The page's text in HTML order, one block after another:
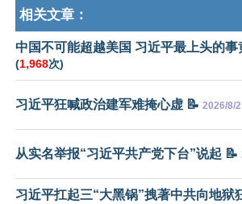
相关文章：
中国不可能超越美国 习近平最上头的事
(1,968次)
习近平狂喊政治建军难掩心虚 📝 2026/8/2
从实名举报“习近平共产党下台”说起 📝
习近平扛起三“大黑锅”拽著中共向地狱